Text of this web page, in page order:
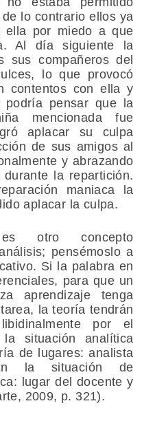
lo contrario ellos ya
ella por miedo a que
Al día siguiente la
sus compañeros del
lo que provocó
contentos con ella y
pensar que la
mencionada fue
aplacar su culpa
de sus amigos al
y abrazando
la repartición.
maniaca la
aplacar la culpa.
otro concepto
pensémoslo a
Si la palabra en
para que un
aprendizaje tenga
la teoría tendrán
por el
situación analítica
de lugares: analista
la situación de
lugar del docente y
2009, p. 321).